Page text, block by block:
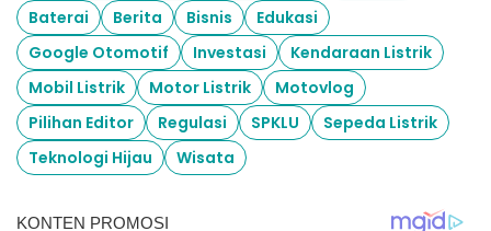
Baterai
Berita Bisnis
Edukasi
Google Otomotif
Investasi
Kendaraan Listrik
Mobil Listrik
Motor Listrik
Motovlog
Pilihan Editor
Regulasi SPKLU
Sepeda Listrik
Teknologi Hijau
Wisata